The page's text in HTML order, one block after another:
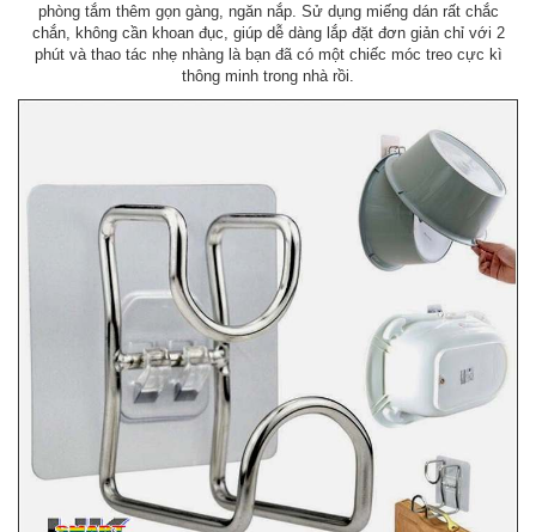
phòng tắm thêm gọn gàng, ngăn nắp. Sử dụng miếng dán rất chắc
chắn, không cần khoan đục, giúp dễ dàng lắp đặt đơn giản chỉ với 2
phút và thao tác nhẹ nhàng là bạn đã có một chiếc móc treo cực kì
thông minh trong nhà rồi.